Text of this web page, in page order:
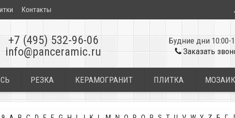
Контакты
+7 (495) 532-96-06
info@panceramic.ru
Будние дни 10:00-
Заказать
РЕЗКА КЕРАМОГРАНИТ ПЛИТКА